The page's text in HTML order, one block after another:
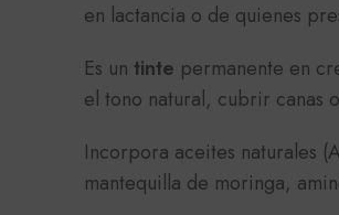
en lactancia o de quienes
Es un tinte permanente en
el tono natural, cubrir canas
Incorpora aceites naturales
mantequilla de moringa,